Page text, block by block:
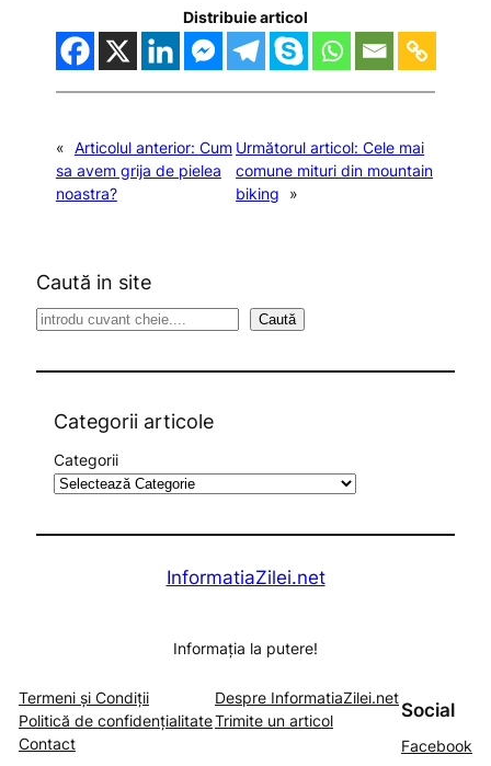
Distribuie articol
« Articolul anterior: Cum
sa avem grija de pielea
noastra?
Următorul articol:Cele mai
comune mituri din mountain
biking
»
Caută in site
S
Caută
Categorii articole
Categorii
InformatiaZilei.net
Informația la putere!
Termeni și Condiții
Politică de confidențialitate
Contact
Despre InformatiaZilei.net
Trimite un articol
Social
Facebook